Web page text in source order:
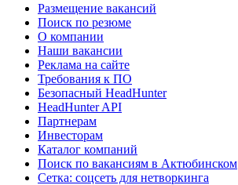
Размещение вакансий
Поиск по резюме
О компании
Наши вакансии
Реклама на сайте
Требования к ПО
Безопасный HeadHunter
HeadHunter API
Партнерам
Инвесторам
Каталог компаний
Поиск по вакансиям в Актюбинском
Сетка: соцсеть для нетворкинга